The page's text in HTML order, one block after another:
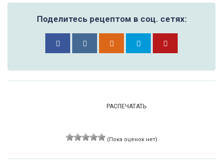
Поделитесь рецептом в соц. сетях:
РАСПЕЧАТАТЬ
(Пока оценок нет)